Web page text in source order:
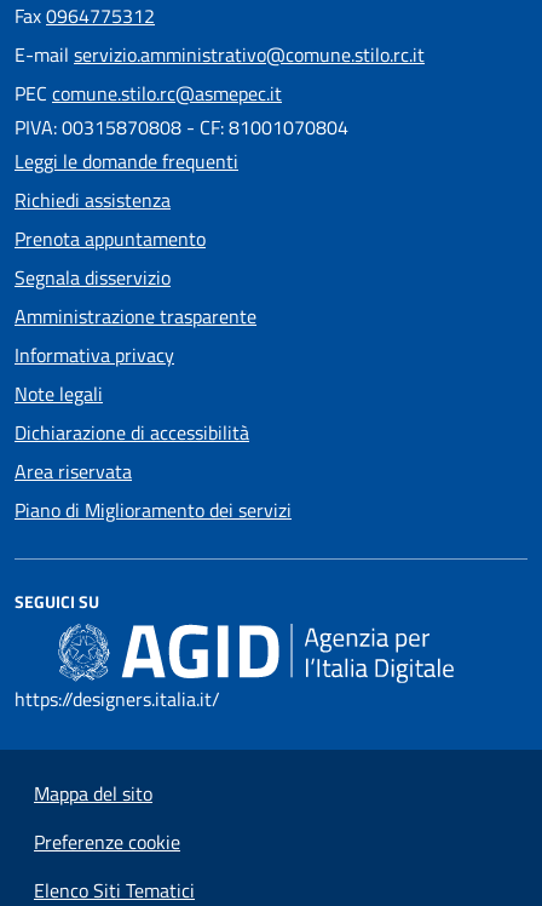
Fax0964775312
E-mail servizio.amministrativo@comune.stilo.rc.it
PEC comune.stilo.rc@asmepec.it
PIVA: 00315870808 - CF: 81001070804
Leggi le domande frequenti
Richiedi assistenza
Prenota appuntamento
Segnala disservizio
Amministrazione trasparente
Informativa privacy
Note legali
Dichiarazione di accessibilità
Area riservata
Piano di Miglioramento dei servizi
SEGUICI SU
https://designers.italia.it/
Mappa del sito
Preferenze cookie
Elenco Siti Tematici